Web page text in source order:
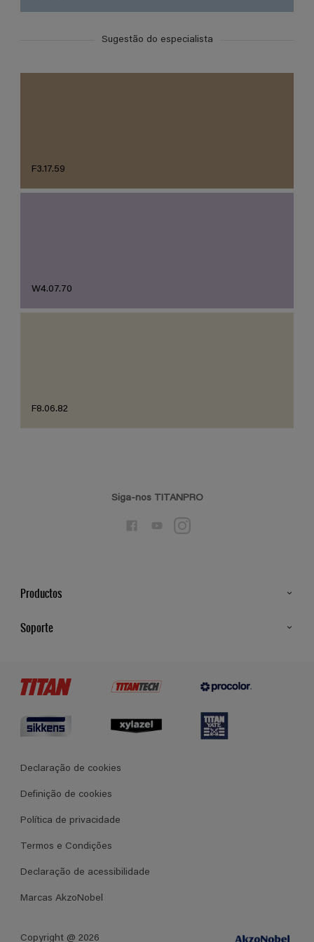
Sugestão do especialista
F3.17.59
W4.07.70
F8.06.82
Siga-nos TITANPRO
Productos
Soporte
Termos e Condições Gerais de Venda
Declaração de cookies
Definição de cookies
Política de privacidade
Termos e Condições
Declaração de acessibilidade
Marcas AkzoNobel
Copyright @ 2026